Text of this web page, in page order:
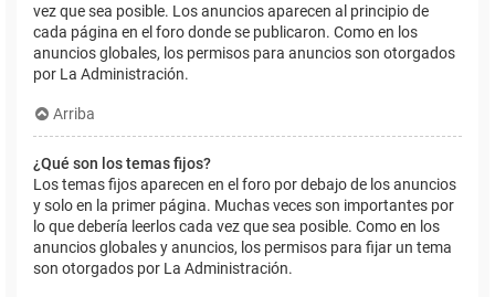
vez que sea posible. Los anuncios aparecen al principio de
cada página en el foro donde se publicaron. Como en los
anuncios globales, los permisos para anuncios son otorgados
por La Administración.
Arriba
¿Qué son los temas fijos?
Los temas fijos aparecen en el foro por debajo de los anuncios
y solo en la primer página. Muchas veces son importantes por
lo que debería leerlos cada vez que sea posible. Como en los
anuncios globales y anuncios, los permisos para fijar un tema
son otorgados por La Administración.